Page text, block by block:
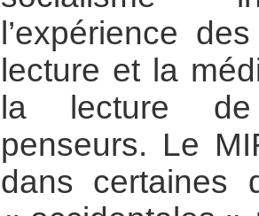
l’expérience
lecture et la
la lecture de
penseurs. Le
dans certaines